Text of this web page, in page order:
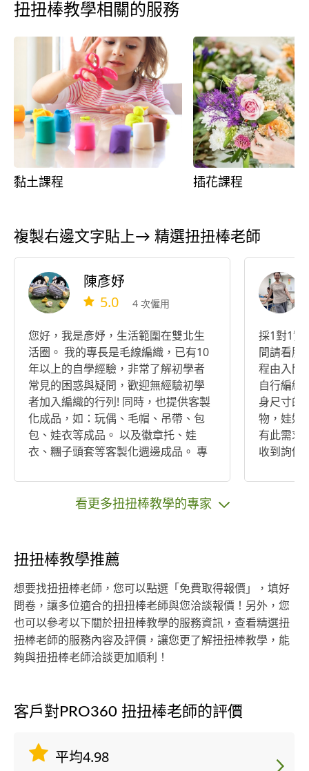
扭扭棒教學相關的服務
黏土課程 插花課程
複製右邊文字貼上→ 精選扭扭棒老師
陳彥妤
5.0 4 次僱用
您好，我是彥妤，生活範圍在雙北生
活圈。 我的專長是毛線編織，已有10
年以上的自學經驗，非常了解初學者
常見的困惑與疑問，歡迎無經驗初學
者加入編織的行列! 同時，也提供客製
化成品，如：玩偶、毛帽、吊帶、包
包、娃衣等成品。 以及徽章托、娃
衣、糰子頭套等客製化週邊成品。 專
絲梭編。 課程價錢： （具體價錢與授
課時間可再商議） 自備材料者 能到三
根據編織課程內容另計
採1對1實
間請看服
程由入門
自行編織
身尺寸的
物，娃娃
有此需求
收到詢價
看更多扭扭棒教學的專家
扭扭棒教學推薦
想要找扭扭棒老師，您可以點選「免費取得報價」，填好
問卷，讓多位適合的扭扭棒老師與您洽談報價！另外，您
也可以參考以下關於扭扭棒教學的服務資訊，查看精選扭
扭棒老師的服務內容及評價，讓您更了解扭扭棒教學，能
夠與扭扭棒老師洽談更加順利！
客戶對PRO360 扭扭棒老師的評價
平均4.98